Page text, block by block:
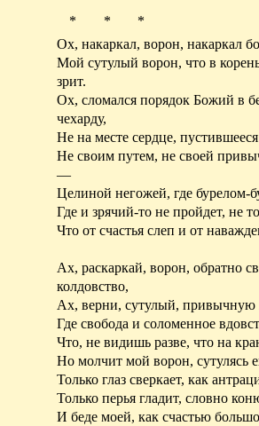
* * *
Ох, накаркал, ворон, накаркал
Мой сутулый ворон, что в
зрит.
Ох, сломался порядок Божий в
чехарду,
Не на месте сердце,
Не своим путем, не своей
—
Целиной негожей, где бурелом-
Где и зрячий-то не пройдет, не то
Что от счастья слеп и от
Ах, раскаркай, ворон, обратно
колдовство,
Ах, верни, сутулый,
Где свобода и соломенное
Что, не видишь разве, что на
Но молчит мой ворон, сутулясь
Только глаз сверкает, как
Только перья гладит, словно
И беде моей, как счастью